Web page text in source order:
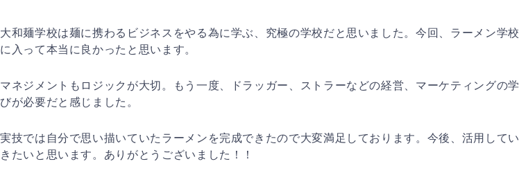
大和麺学校は麺に携わるビジネスをやる為に学ぶ、究極の学校だと思いました。今回、ラーメン学校
に入って本当に良かったと思います。
マネジメントもロジックが大切。もう一度、ドラッガー、ストラーなどの経営、マーケティングの学
びが必要だと感じました。
実技では自分で思い描いていたラーメンを完成できたので大変満足しております。今後、活用してい
きたいと思います。ありがとうございました！！